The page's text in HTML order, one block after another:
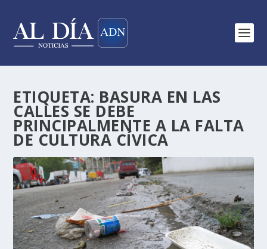
ETIQUETA: BASURA EN LAS
CALLES SE DEBE
PRINCIPALMENTE A LA FALTA
DE CULTURA CÍVICA